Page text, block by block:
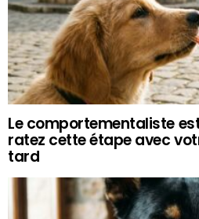
Le comportementaliste
ratez cette étape avec
tard